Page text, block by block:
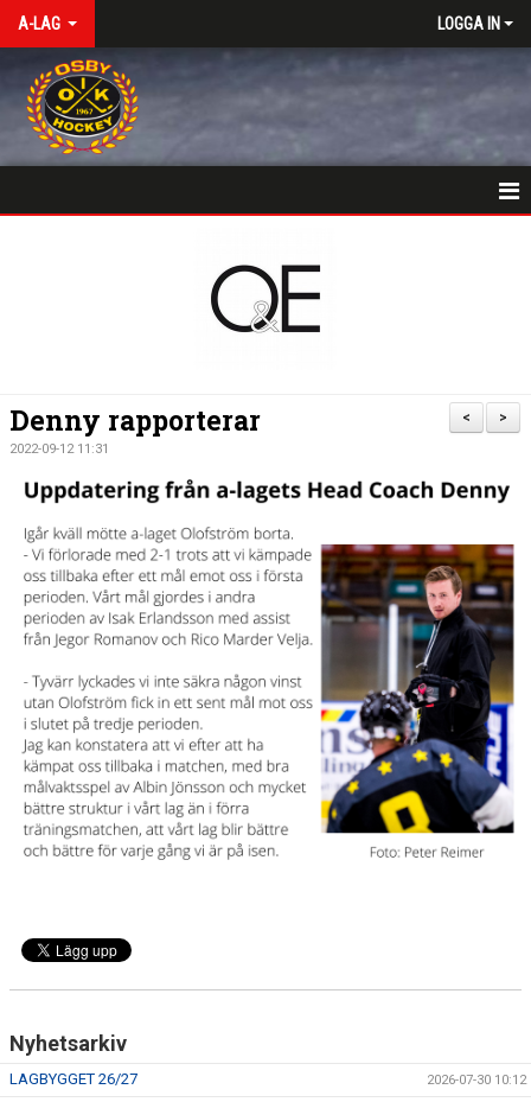
A-LAG LOGGA IN
KONTAKT
>
<
Denny rapporterar
2022-09-12 11:31
Nyhetsarkiv
LAGBYGGET 26/27 2026-07-30 10:12